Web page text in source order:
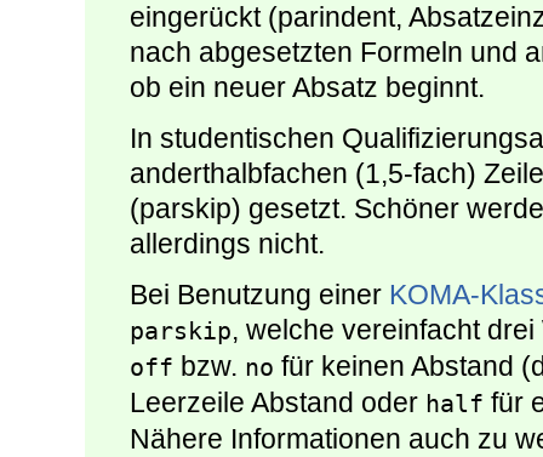
eingerückt (parindent,
nach abgesetzten Formeln und
ob ein neuer Absatz beginnt.
In studentischen
anderthalbfachen (1,5-fach)
(parskip) gesetzt. Schöner
allerdings nicht.
Bei Benutzung einer KOMA-
parskip, welche vereinfacht
off bzw. no für keinen Abstand
Leerzeile Abstand oder half für
Nähere Informationen auch zu